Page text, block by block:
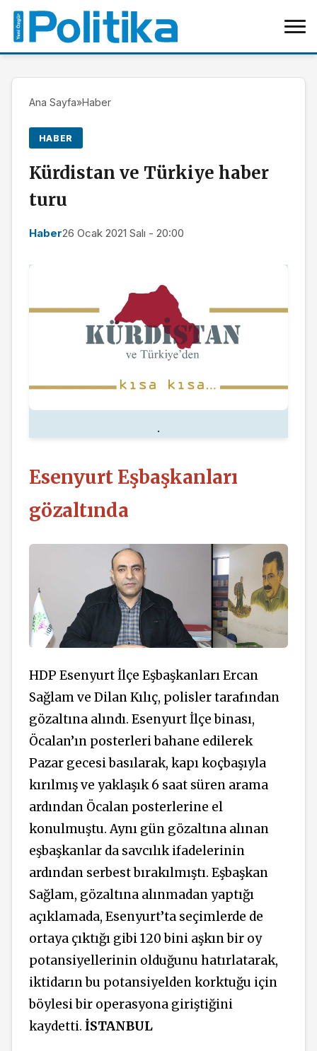
Ana Sayfa»Haber
HABER
Kürdistan ve Türkiye haber
turu
Haber26 Ocak 2021 Salı - 20:00
.
Esenyurt Eşbaşkanları
gözaltında
HDP Esenyurt İlçe Eşbaşkanları Ercan
Sağlam ve Dilan Kılıç, polisler tarafından
gözaltına alındı. Esenyurt İlçe binası,
Öcalan’ın posterleri bahane edilerek
Pazar gecesi basılarak, kapı koçbaşıyla
kırılmış ve yaklaşık 6 saat süren arama
ardından Öcalan posterlerine el
konulmuştu. Aynı gün gözaltına alınan
eşbaşkanlar da savcılık ifadelerinin
ardından serbest bırakılmıştı. Eşbaşkan
Sağlam, gözaltına alınmadan yaptığı
açıklamada, Esenyurt’ta seçimlerde de
ortaya çıktığı gibi 120 bini aşkın bir oy
potansiyellerinin olduğunu hatırlatarak,
iktidarın bu potansiyelden korktuğu için
böylesi bir operasyona giriştiğini
kaydetti. İSTANBUL